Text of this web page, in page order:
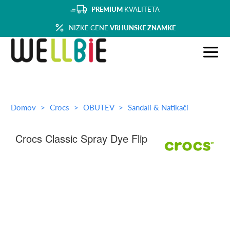
PREMIUM KVALITETA
NIZKE CENE VRHUNSKE ZNAMKE
Domov Crocs OBUTEV Sandali & Natikači
Crocs Classic Spray Dye Flip